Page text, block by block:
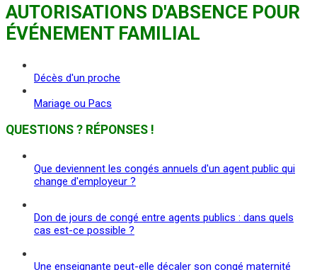
AUTORISATIONS D'ABSENCE POUR
ÉVÉNEMENT FAMILIAL
Décès d'un proche
Mariage ou Pacs
QUESTIONS ? RÉPONSES !
Que deviennent les congés annuels d'un agent public qui
change d'employeur ?
Don de jours de congé entre agents publics : dans quels
cas est-ce possible ?
Une enseignante peut-elle décaler son congé maternité